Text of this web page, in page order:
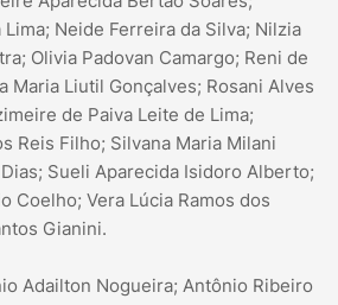
Neide Ferreira da Silva; Nilzia
Olivia Padovan Camargo; Reni de
Maria Liutil Gonçalves; Rosani Alves
de Paiva Leite de Lima;
Reis Filho; Silvana Maria Milani
Sueli Aparecida Isidoro Alberto;
Coelho; Vera Lúcia Ramos dos
Gianini.
Adailton Nogueira; Antônio Ribeiro